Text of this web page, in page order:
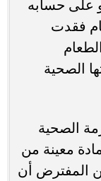
على حسابه
فقدت
الصحية
الصحية
معينة من
المفترض أن